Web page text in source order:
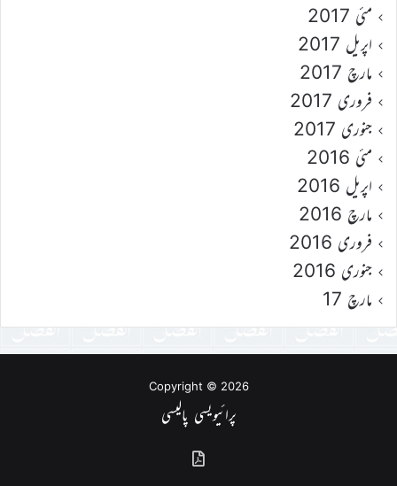
مئی 2017
اپریل 2017
مارچ 2017
فروری 2017
جنوری 2017
مئی 2016
اپریل 2016
مارچ 2016
فروری 2016
جنوری 2016
مارچ 17
Copyright © 2026
پرائیویسی پالیسی
گذشتہ